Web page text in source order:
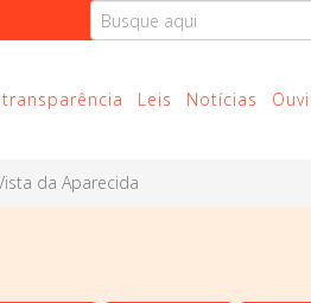
Leis Notícias
da Aparecida